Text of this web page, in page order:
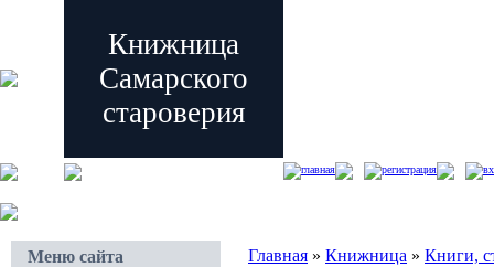
Книжница
Самарского
староверия
главная регистрация
Меню сайта
Главная » Книжница » Книги,